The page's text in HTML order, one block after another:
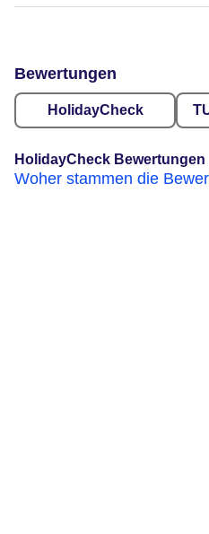
Bewertungen
HolidayCheck
HolidayCheck Bewertungen
Woher stammen die